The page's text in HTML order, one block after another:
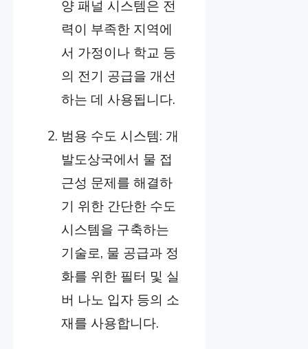
양 패널 시스템은 전
력이 부족한 지역에
서 가정이나 학교 등
의 전기 공급을 개선
하는 데 사용됩니다.
범용 수도 시스템: 개
발도상국에서 물 접
근성 문제를 해결하
기 위한 간단한 수도
시스템을 구축하는
기술로, 물 공급과 정
화를 위한 필터 및 실
버 나노 입자 등의 소
재를 사용합니다.